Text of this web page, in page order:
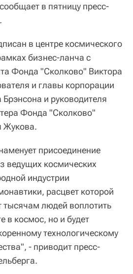
в пятницу пресс-
в центре космического
бизнес-ланча с
Фонда "Сколково" Виктора
и главы корпорации
и руководителя
Фонда "Сколково"
Жукова.
присоединение
ведущих космических
индустрии
расцвет которой
тысячам людей воплотить
в космос, но и будет
технологическому
- приводит пресс-